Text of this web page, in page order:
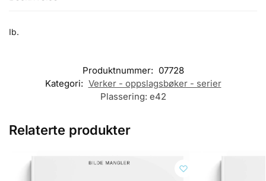
Ib.
Produktnummer: 07728
Kategori: Verker - oppslagsbøker - serier
Plassering: e42
Relaterte produkter